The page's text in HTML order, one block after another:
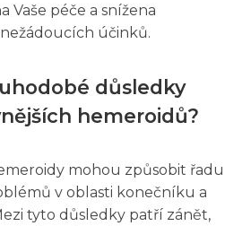
Vaše péče a snížena
účinků.
důsledky
hemeroidů?
mohou způsobit řadu
v oblasti konečníku a
tyto důsledky patří zánět,